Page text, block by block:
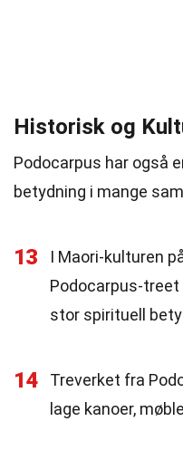
Historisk og
Podocarpus har også
betydning i mange
13
I Maori-kulturen
Podocarpus-treet
stor spirituell
14
Treverket fra
lage kanoer,